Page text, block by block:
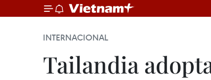
INTERNACIONAL
Tailandia